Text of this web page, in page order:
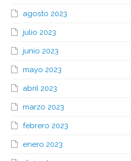
agosto 2023
julio 2023
junio 2023
mayo 2023
abril 2023
marzo 2023
febrero 2023
enero 2023